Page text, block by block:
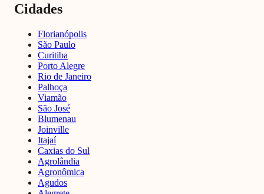
Cidades
Florianópolis
São Paulo
Curitiba
Porto Alegre
Rio de Janeiro
Palhoça
Viamão
São José
Blumenau
Joinville
Itajaí
Caxias do Sul
Agrolândia
Agronômica
Agudos